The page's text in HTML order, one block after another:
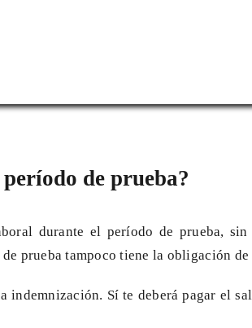
de prueba?
durante el período de prueba, sin
prueba tampoco tiene la obligación de
Sí te deberá pagar el